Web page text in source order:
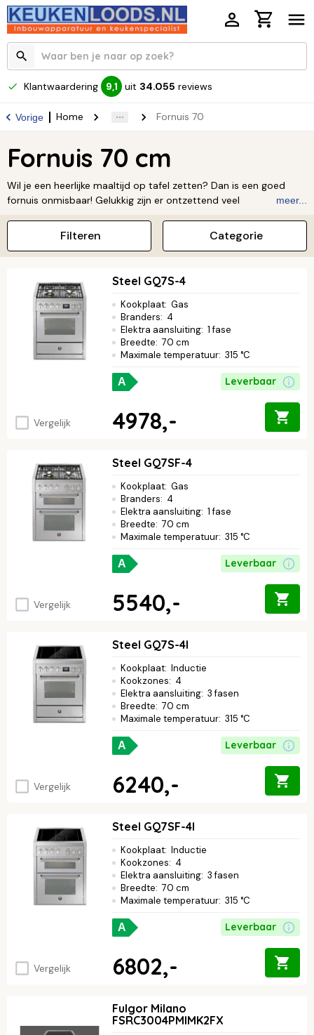
Klantwaardering 9,1 uit 34.055 reviews
Vorige Home Fornuis 70
Fornuis 70 cm
Wil je een heerlijke maaltijd op tafel zetten? Dan is een goed
fornuis onmisbaar! Gelukkig zijn er ontzettend veel
meer...
Categorie
Filteren
Vergelijk
Steel GQ7S-4
Kookplaat: Gas
Branders: 4
Elektra aansluiting: 1 fase
Breedte: 70 cm
Maximale temperatuur: 315 °C
A Leverbaar
4978,-
Vergelijk
Steel GQ7SF-4
Kookplaat: Gas
Branders: 4
Elektra aansluiting: 1 fase
Breedte: 70 cm
Maximale temperatuur: 315 °C
A Leverbaar
5540,-
Vergelijk
Steel GQ7S-4I
Kookplaat: Inductie
Kookzones: 4
Elektra aansluiting: 3 fasen
Breedte: 70 cm
Maximale temperatuur: 315 °C
A Leverbaar
6240,-
Vergelijk
Steel GQ7SF-4I
Kookplaat: Inductie
Kookzones: 4
Elektra aansluiting: 3 fasen
Breedte: 70 cm
Maximale temperatuur: 315 °C
A Leverbaar
6802,-
Fulgor Milano
FSRC3004PMIMK2FX